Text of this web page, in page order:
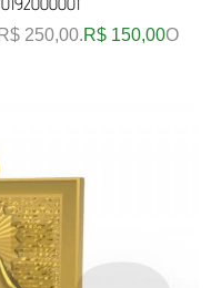
250,00.R$ 150,00O